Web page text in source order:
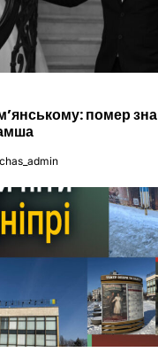
помер